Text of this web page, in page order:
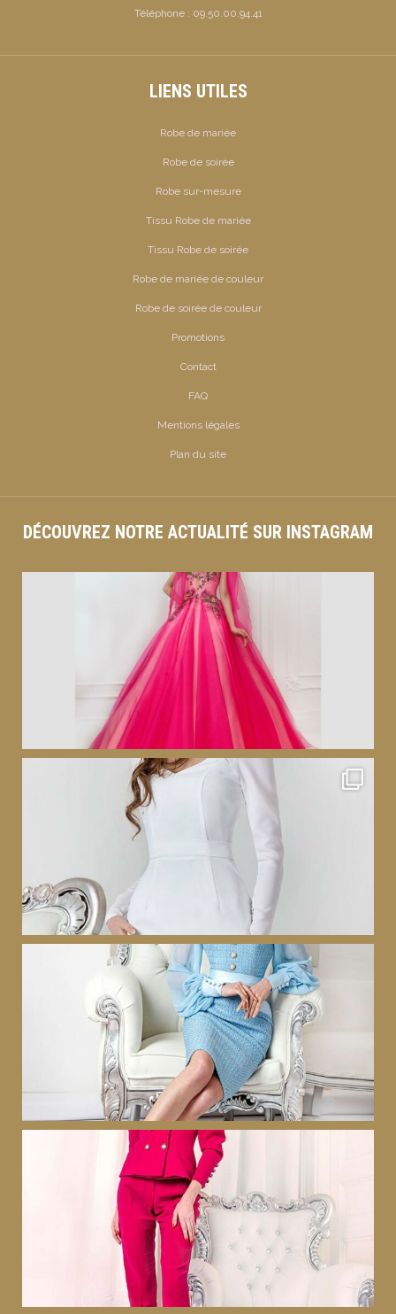
Téléphone : 09.50.00.94.41
LIENS UTILES
Robe de mariée
Robe de soirée
Robe sur-mesure
Tissu Robe de mariée
Tissu Robe de soirée
Robe de mariée de couleur
Robe de soirée de couleur
Promotions
Contact
FAQ
Mentions légales
Plan du site
DÉCOUVREZ NOTRE ACTUALITÉ SUR INSTAGRAM